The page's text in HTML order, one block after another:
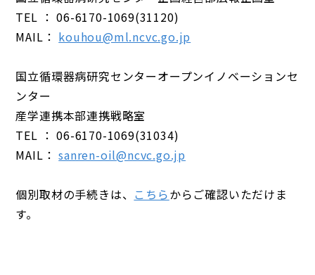
TEL ： 06-6170-1069(31120)
MAIL： kouhou@ml.ncvc.go.jp
国立循環器病研究センターオープンイノベーションセ
ンター
産学連携本部連携戦略室
TEL ： 06-6170-1069(31034)
MAIL：sanren-oil@ncvc.go.jp
個別取材の手続きは、 こちらからご確認いただけま
す。